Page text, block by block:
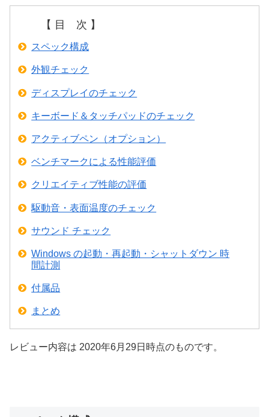
【 目 次 】
スペック構成
外観チェック
ディスプレイのチェック
キーボード＆タッチパッドのチェック
アクティブペン（オプション）
ベンチマークによる性能評価
クリエイティブ性能の評価
駆動音・表面温度のチェック
サウンド チェック
Windows の起動・再起動・シャットダウン 時
間計測
付属品
まとめ
レビュー内容は 2020年6月29日時点のものです。